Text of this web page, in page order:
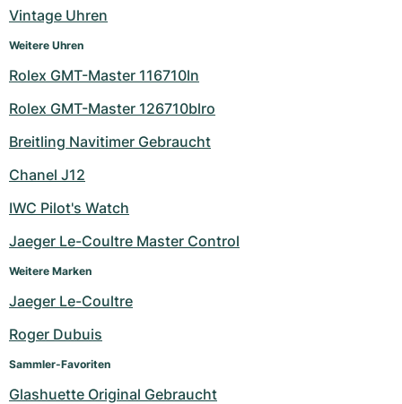
Vintage Uhren
Weitere Uhren
Rolex GMT-Master 116710ln
Rolex GMT-Master 126710blro
Breitling Navitimer Gebraucht
Chanel J12
IWC Pilot's Watch
Jaeger Le-Coultre Master Control
Weitere Marken
Jaeger Le-Coultre
Roger Dubuis
Sammler-Favoriten
Glashuette Original Gebraucht